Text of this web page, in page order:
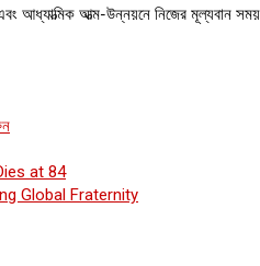
আধ্যাত্মিক আত্ম-উন্নয়নে নিজের মূল্যবান
at 84
Global Fraternity